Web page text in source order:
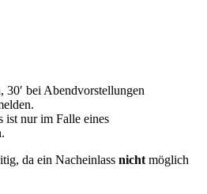
bei Abendvorstellungen
ist nur im Falle eines
da ein Nacheinlass nicht möglich